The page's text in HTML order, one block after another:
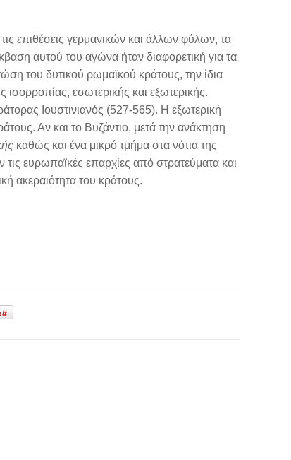
επιθέσεις γερμανικών και άλλων φύλων, τα
αυτού του αγώνα ήταν διαφορετική για τα
του δυτικού ρωμαϊκού κράτους, την ίδια
ισορροπίας, εσωτερικής και εξωτερικής.
Ιουστινιανός (527-565). Η εξωτερική
Αν και το Βυζάντιο, μετά την ανάκτηση
καθώς και ένα μικρό τμήμα στα νότια της
ευρωπαϊκές επαρχίες από στρατεύματα και
ακεραιότητα του κράτους.